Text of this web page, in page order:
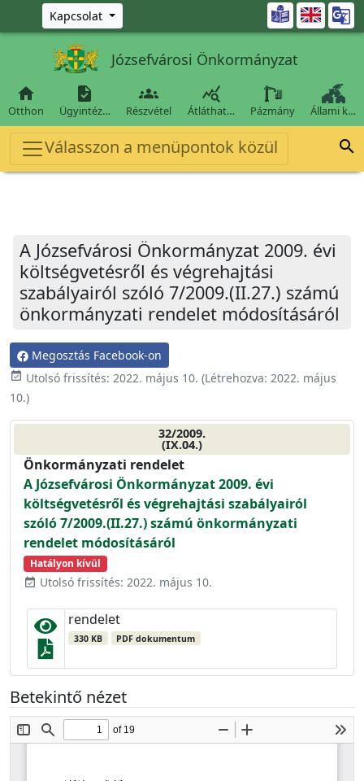
Ugrás a fő tartalomra
Kapcsolat 
Józsefvárosi Önkormányzat

Otthon

Ügyintéz…

Részvétel

Átláthat… Pázmány Állami k…
Válasszon a menüpontok közül 
A Józsefvárosi Önkormányzat 2009. évi
költségvetésről és végrehajtási
szabályairól szóló 7/2009.(II.27.) számú
önkormányzati rendelet módosításáról
Megosztás Facebook-on
event_available Utolsó frissítés: 2022. május 10. (Létrehozva: 2022. május
10.)
32/2009.
(IX.04.)
Önkormányzati rendelet
A Józsefvárosi Önkormányzat 2009. évi
költségvetésről és végrehajtási szabályairól
szóló 7/2009.(II.27.) számú önkormányzati
rendelet módosításáról
Hatályon kívül
event_available Utolsó frissítés: 2022. május 10.
rendelet
330 KB PDF dokumentum
Betekintő nézet